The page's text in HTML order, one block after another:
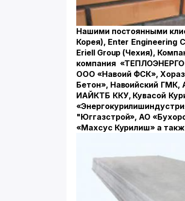
Нашими постоянными
Корея), Enter Engineering
Eriell Group (Чехия),
компания «
ООО «Навоий ФСК»,
Бетон», Навоийский ГМК,
ИАЙКТБ ККУ, Кувасой
«
"Юггазстрой», АО «
«Махсус Курилиш» а